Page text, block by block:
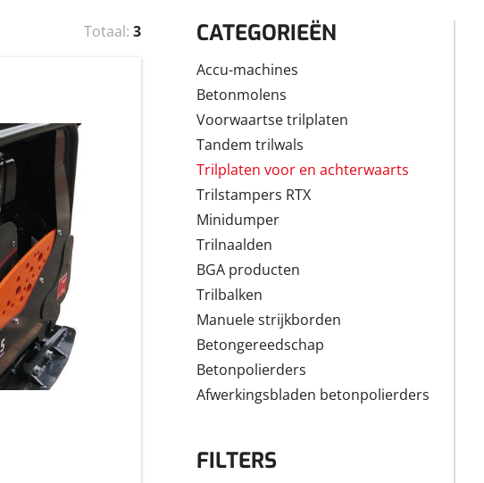
Totaal: 3 CATEGORIEËN
Accu-machines
Betonmolens
Voorwaartse trilplaten
Tandem trilwals
Trilplaten voor en achterwaarts
Trilstampers RTX
Minidumper
Trilnaalden
BGA producten
Trilbalken
Manuele strijkborden
Betongereedschap
Betonpolierders
Afwerkingsbladen betonpolierders
FILTERS